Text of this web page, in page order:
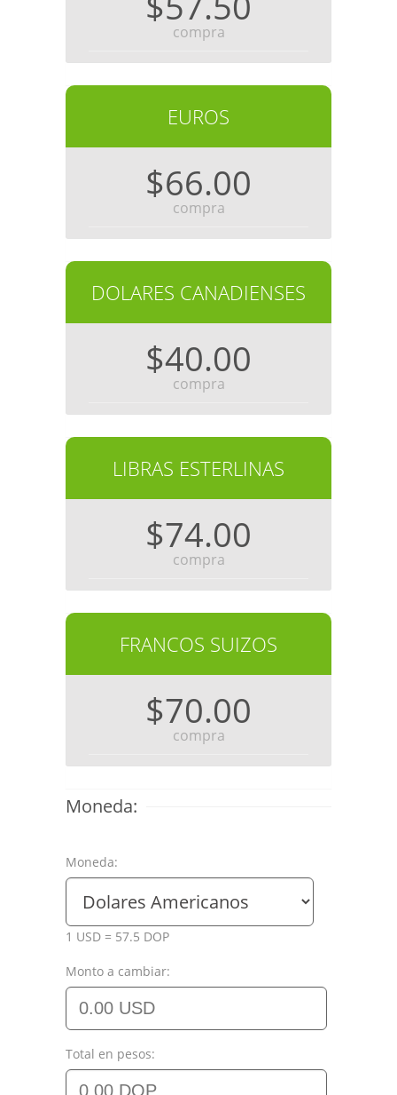
compra
EUROS
$66.00
compra
DOLARES CANADIENSES
$40.00
compra
LIBRAS ESTERLINAS
$74.00
compra
FRANCOS SUIZOS
$70.00
compra
Moneda:
Moneda:
1 USD = 57.5 DOP
Monto a cambiar:
Total en pesos: